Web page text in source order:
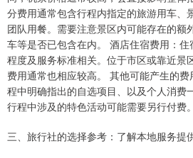
分费用通常包含行程内指定的旅游用车、
团队用餐。需要注意景区内可能存在的额
车等是否已包含在内。 酒店住宿费用：
程度及服务标准相关。位于市区或靠近景
费用通常也相应较高。 其他可能产生的
程中明确指出的自选项目、以及个人消费
行程中涉及的特色活动可能需要另行付费。
三、旅行社的选择参考：了解本地服务提